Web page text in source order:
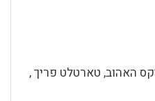
האהוב, טארטלט פריך ,